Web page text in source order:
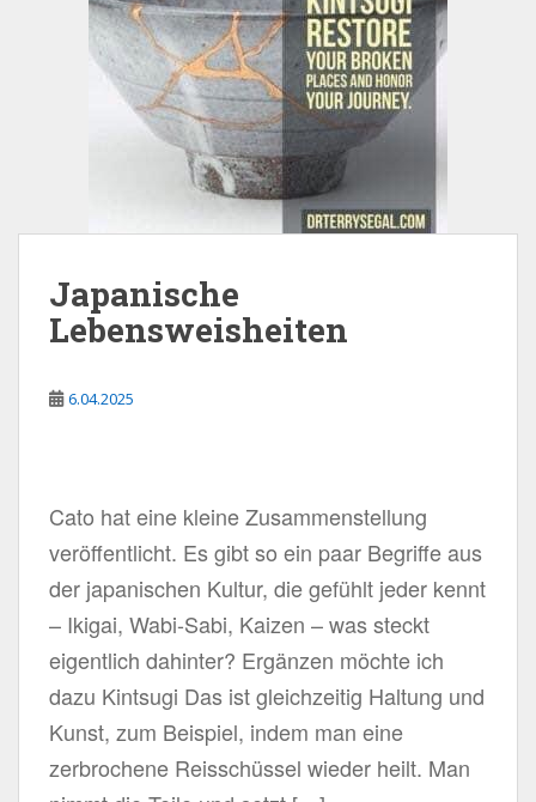
Japanische
Lebensweisheiten
6.04.2025
Cato hat eine kleine Zusammenstellung
veröffentlicht. Es gibt so ein paar Begriffe aus
der japanischen Kultur, die gefühlt jeder kennt
– Ikigai, Wabi-Sabi, Kaizen – was steckt
eigentlich dahinter? Ergänzen möchte ich
dazu Kintsugi Das ist gleichzeitig Haltung und
Kunst, zum Beispiel, indem man eine
zerbrochene Reisschüssel wieder heilt. Man